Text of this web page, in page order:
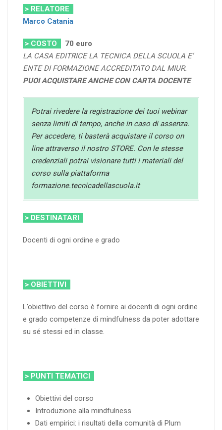
> RELATORE
Marco Catania
> COSTO 70 euro
LA CASA EDITRICE LA TECNICA DELLA SCUOLA E’
ENTE DI FORMAZIONE ACCREDITATO DAL MIUR.
PUOI ACQUISTARE ANCHE CON CARTA DOCENTE
Potrai rivedere la registrazione dei tuoi webinar
senza limiti di tempo, anche in caso di assenza.
Per accedere, ti basterà acquistare il corso on
line attraverso il nostro STORE. Con le stesse
credenziali potrai visionare tutti i materiali del
corso sulla piattaforma
formazione.tecnicadellascuola.it
> DESTINATARI
Docenti di ogni ordine e grado
> OBIETTIVI
L’obiettivo del corso è fornire ai docenti di ogni ordine
e grado competenze di mindfulness da poter adottare
su sé stessi ed in classe.
> PUNTI TEMATICI
Obiettivi del corso
Introduzione alla mindfulness
Dati empirici: i risultati della comunità di Plum